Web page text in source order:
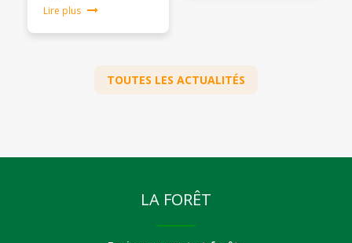
Lire plus
TOUTES LES ACTUALITÉS
LA FORÊT